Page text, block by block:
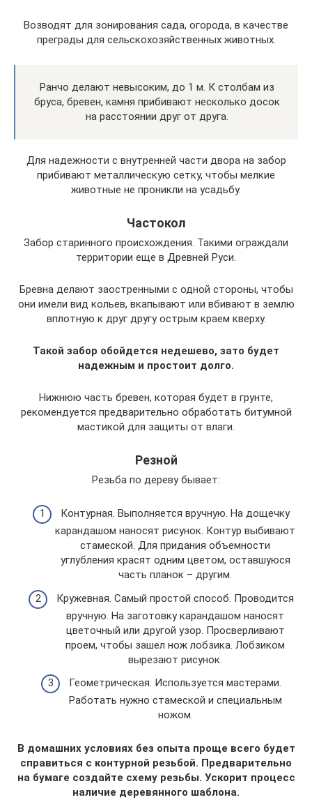
Возводят для зонирования сада, огорода, в качестве
преграды для сельскохозяйственных животных.
Ранчо делают невысоким, до 1 м. К столбам из
бруса, бревен, камня прибивают несколько досок
на расстоянии друг от друга.
Для надежности с внутренней части двора на забор
прибивают металлическую сетку, чтобы мелкие
животные не проникли на усадьбу.
Частокол
Забор старинного происхождения. Такими ограждали
территории еще в Древней Руси.
Бревна делают заостренными с одной стороны, чтобы
они имели вид кольев, вкапывают или вбивают в землю
вплотную к друг другу острым краем кверху.
Такой забор обойдется недешево, зато будет
надежным и простоит долго.
Нижнюю часть бревен, которая будет в грунте,
рекомендуется предварительно обработать битумной
мастикой для защиты от влаги.
Резной
Резьба по дереву бывает:
Контурная. Выполняется вручную. На дощечку
карандашом наносят рисунок. Контур выбивают
стамеской. Для придания объемности
углубления красят одним цветом, оставшуюся
часть планок – другим.
Кружевная. Самый простой способ. Проводится
вручную. На заготовку карандашом наносят
цветочный или другой узор. Просверливают
проем, чтобы зашел нож лобзика. Лобзиком
вырезают рисунок.
Геометрическая. Используется мастерами.
Работать нужно стамеской и специальным
ножом.
В домашних условиях без опыта проще всего будет
справиться с контурной резьбой. Предварительно
на бумаге создайте схему резьбы. Ускорит процесс
наличие деревянного шаблона.